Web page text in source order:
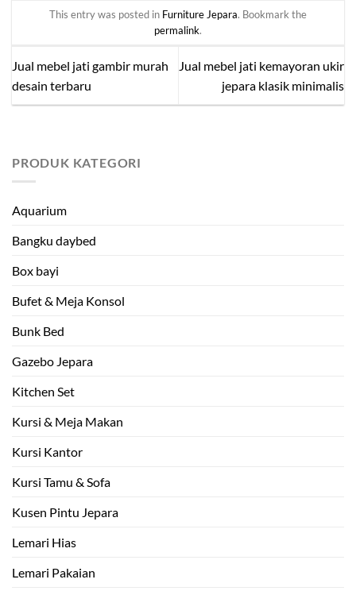
katalogdi websitebrokoku.com, silakan
klik tombol WA untuk info lebih lanjut
This entry was posted in Furniture Jepara. Bookmark the
permalink.
Jual mebel jati gambir murah
desain terbaru
Jual mebel jati kemayoran ukir
jepara klasik minimalis
PRODUK KATEGORI
Aquarium
Bangku daybed
Box bayi
Bufet & Meja Konsol
Bunk Bed
Gazebo Jepara
Kitchen Set
Kursi & Meja Makan
Kursi Kantor
Kursi Tamu & Sofa
Kusen Pintu Jepara
Lemari Hias
Lemari Pakaian